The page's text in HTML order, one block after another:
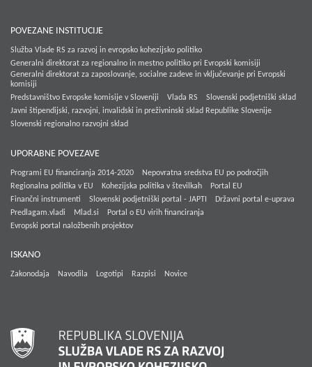
POVEZANE INSTITUCIJE
Služba Vlade RS za razvoj in evropsko kohezijsko politiko
Generalni direktorat za regionalno in mestno politiko pri Evropski komisiji
Generalni direktorat za zaposlovanje, socialne zadeve in vključevanje pri Evropski
komisiji
Predstavništvo Evropske komisije v Sloveniji
Vlada RS
Slovenski podjetniški sklad
Javni štipendijski, razvojni, invalidski in preživninski sklad Republike Slovenije
Slovenski regionalno razvojni sklad
UPORABNE POVEZAVE
Programi EU financiranja 2014-2020
Nepovratna sredstva EU po področjih
Regionalna politika v EU
Kohezijska politika v številkah
Portal EU
Finančni instrumenti
Slovenski podjetniški portal - JAPTI
Državni portal e-uprava
Predlagam.vladi
Mlad.si
Portal o EU virih financiranja
Evropski portal naložbenih projektov
ISKANO
Zakonodaja Navodila Logotipi Razpisi Novice